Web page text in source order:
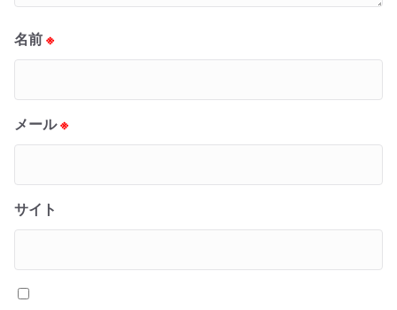
名前 ※
メール※
サイト